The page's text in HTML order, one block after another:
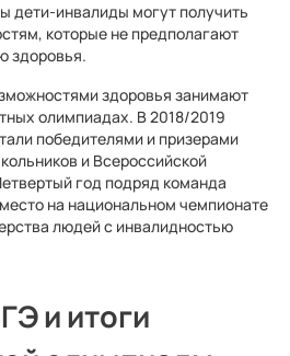
дети-инвалиды могут получить
которые не предполагают
здоровья.
здоровья занимают
олимпиадах. В 2018/2019
победителями и призерами
и Всероссийской
год подряд команда
на национальном чемпионате
людей с инвалидностью
и итоги